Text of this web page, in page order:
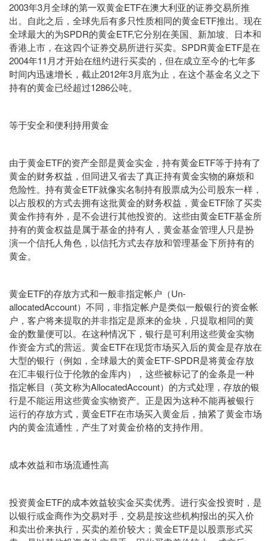
2003年3月全球的第一双黄金ETF在澳大利亚的证券交易所推
出。自此之后，全球先后有多只性质相同的黄金ETF推出。现在
全球最大的为SPDR的黄金ETF,它分别在美国、新加坡、日本和
香港上市，在这四个证券交易所进行买卖。SPDR黄金ETF是在
2004年11月才开始在纽约进行买卖的，但在成立至今的七年多
时间内迅速增长，截止2012年3月底为止，在这个基金名义之下
持有的黄金已经超过1286公吨。
等于安全和便利持用黄金
由于黄金ETF的资产全部是黄金实金，持有黄金ETF等于持有了
黄金的财务权益，但同进又省去了真正持有黄金实物的麻烦和
危险性。持有黄金ETF就像实名制持有股票成为公司股东一样，
以占股权的方式去拥有这批黄金的财务权益，黄金ETF除了买卖
黄金作持有外，是不会进行其他投资的。这些由黄金ETF基金所
持有的黄金权益是属于基金的持有人，黄金基金管理人只是扮
演一个信托人角色，以信托方式去存放和管理基金下所持有的
黄金。
黄金ETF的存放方式和一般非指定帐户（Un-
allocatedAccount）不同，非指定帐户是类似一般银行的资金帐
户，客户将来提取的并非指定是原来的金块，只提取相同的黄
金的数量便可以。在这种情况下，银行是可利用这些黄金实物
作资金方式的营运。黄金ETF在现货市场买入后的黄金是存放在
大型的银行（例如，全球最大的黄金ETF-SPDR是将黄金存放
在汇丰银行位于伦敦的金库内），这些被标记了的金条是一种
指定帐目（英文称为AllocatedAccount）的方式处理，存放的银
行是不能运用这些黄金实物资产。正是因为这种不能再被银行
运行的存放方式，黄金ETF在市场买入黄金后，抽紧了黄金市场
内的黄金流通性，产生了对黄金价格的支持作用。
成本效益和市场流通性高
投资黄金ETF的成本效益较实金买卖优秀。进行实金投资时，是
以银行或金商作为交易对手，交易是按这些机构报出的买入价
和卖出价来执行，买卖的差价较大；黄金ETF是以股票形式买